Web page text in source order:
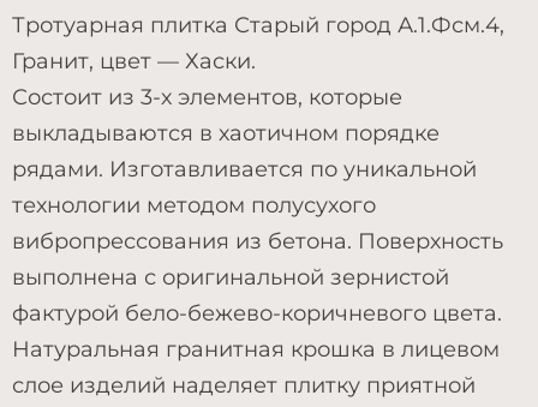
Тротуарная плитка Старый город А.1.Фсм.4,
Гранит, цвет — Хаски.
Состоит из 3-х элементов, которые
выкладываются в хаотичном порядке
рядами. Изготавливается по уникальной
технологии методом полусухого
вибропрессования из бетона. Поверхность
выполнена с оригинальной зернистой
фактурой бело-бежево-коричневого цвета.
Натуральная гранитная крошка в лицевом
слое изделий наделяет плитку приятной